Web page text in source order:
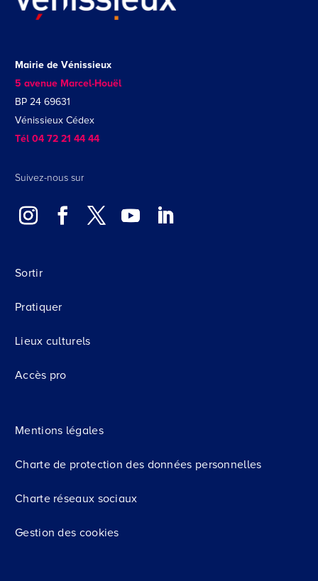
Mairie de Vénissieux
5 avenue Marcel-Houël
BP 24 69631
Vénissieux Cédex
Tél 04 72 21 44 44
Suivez-nous sur
Sortir
Pratiquer
Lieux culturels
Accès pro
Mentions légales
Charte de protection des données personnelles
Charte réseaux sociaux
Gestion des cookies